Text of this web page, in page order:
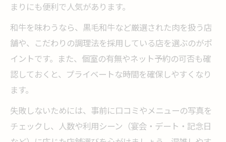
宴会に最適な和牛居酒屋の選び方指南
宴会に和牛居酒屋が選ばれる理由を解説
横浜駅で宴会向きの和牛居酒屋を探すコツ
和牛料理が自慢の宴会向け居酒屋の特徴
人数対応可能な和牛居酒屋の選び方
横浜駅周辺でコスパ良好な和牛料理を満喫
コスパ抜群の和牛料理が味わえる居酒屋特
まりにも便利で人気があります。
和牛を味わうなら、黒毛和牛など厳選された肉を扱う店
舗や、こだわりの調理法を採用している店を選ぶのがポ
イントです。また、個室の有無やネット予約の可否も確
認しておくと、プライベートな時間を確保しやすくなり
ます。
失敗しないためには、事前に口コミやメニューの写真を
チェックし、人数や利用シーン（宴会・デート・記念日